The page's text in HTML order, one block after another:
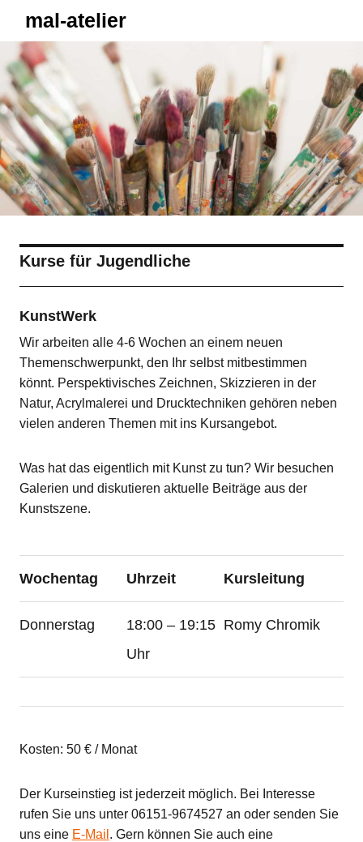
mal-atelier
Kurse für Jugendliche
KunstWerk
Wir arbeiten alle 4-6 Wochen an einem neuen
Themenschwerpunkt, den Ihr selbst mitbestimmen
könnt. Perspektivisches Zeichnen, Skizzieren in der
Natur, Acrylmalerei und Drucktechniken gehören neben
vielen anderen Themen mit ins Kursangebot.
Was hat das eigentlich mit Kunst zu tun? Wir besuchen
Galerien und diskutieren aktuelle Beiträge aus der
Kunstszene.
Wochentag Uhrzeit Kursleitung
Donnerstag
18:00 – 19:15
Uhr
Romy Chromik
Kosten: 50 € / Monat
Der Kurseinstieg ist jederzeit möglich. Bei Interesse
rufen Sie uns unter 06151-9674527 an oder senden Sie
uns eine E-Mail . Gern können Sie auch eine